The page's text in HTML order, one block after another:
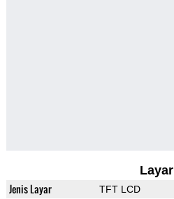
Layar
Jenis Layar TFT LCD